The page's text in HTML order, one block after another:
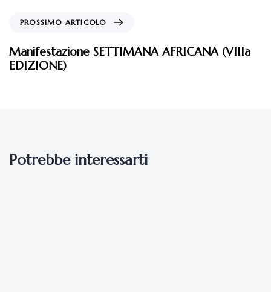
PROSSIMO ARTICOLO
Manifestazione SETTIMANA AFRICANA (VIIIa
EDIZIONE)
Potrebbe interessarti